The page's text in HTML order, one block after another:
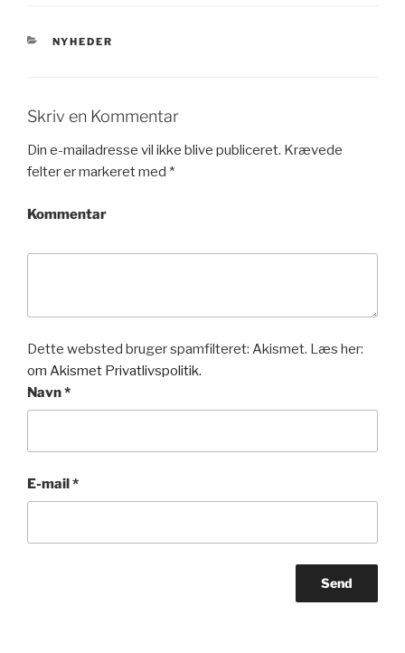
KATEGORIER
NYHEDER
Skriv en Kommentar
Din e-mailadresse vil ikke blive publiceret. Krævede
felter er markeret med *
Kommentar
Dette websted bruger spamfilteret: Akismet. Læs her:
om Akismet Privatlivspolitik.
Navn*
E-mail*